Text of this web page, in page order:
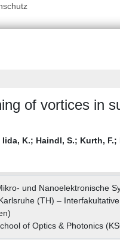
of vortices in
Iida, K.; Haindl, S.; Kurth, F.;
und Nanoelektronische
(TH) –
of Optics & Photonics